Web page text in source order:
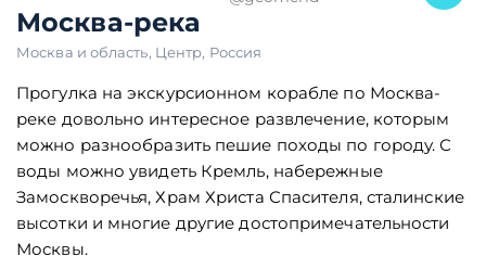
Москва-река
Москва и область, Центр, Россия
Прогулка на экскурсионном корабле по Москва-
реке довольно интересное развлечение, которым
можно разнообразить пешие походы по городу. С
воды можно увидеть Кремль, набережные
Замоскворечья, Храм Христа Спасителя, сталинские
высотки и многие другие достопримечательности
Москвы.